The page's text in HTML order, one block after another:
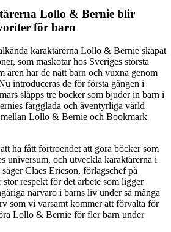
Lollo & Bernie blir
för barn
karaktärerna Lollo & Bernie skapat
som maskotar hos Sveriges största
åren har de nått barn och vuxna genom
introduceras de för första gången i
släpps tre böcker som bjuder in barn i
färgglada och äventyrliga värld
mellan Lollo & Bernie och Bookmark
ha fått förtroendet att göra böcker som
universum, och utveckla karaktärerna i
Claes Ericson, förlagschef på
respekt för det arbete som ligger
närvaro i barns liv under så många
som vi varsamt kommer att förvalta för
Lollo & Bernie för fler barn under